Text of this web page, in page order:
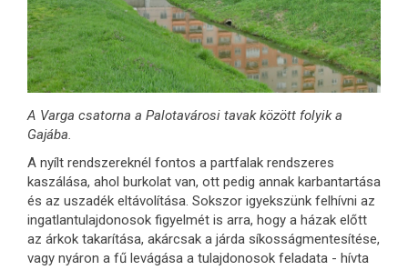
A Varga csatorna a Palotavárosi tavak között folyik a
Gajába.
A nyílt rendszereknél fontos a partfalak rendszeres
kaszálása, ahol burkolat van, ott pedig annak karbantartása
és az uszadék eltávolítása. Sokszor igyekszünk felhívni az
ingatlantulajdonosok figyelmét is arra, hogy a házak előtt
az árkok takarítása, akárcsak a járda síkosságmentesítése,
vagy nyáron a fű levágása a tulajdonosok feladata - hívta